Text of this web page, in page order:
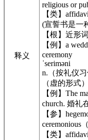
释义
religious or
【类】
(宣誓书是一
【根】近形
【例】a
ceremony
ˈseriməni
n.（按礼仪
（虚的形式）
【例】The
church. 婚礼
【参】
ceremonious
【类】